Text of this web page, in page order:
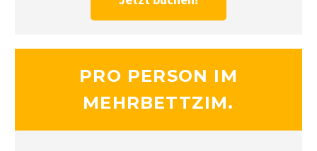
PRO PERSON IM
MEHRBETTZIM.